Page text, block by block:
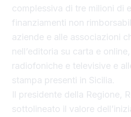
complessiva di tre milioni di
finanziamenti non
aziende e alle associazioni
nell’editoria su carta e
radiofoniche e televisive e
stampa presenti in Sicilia.
Il presidente della Regione,
sottolineato il valore